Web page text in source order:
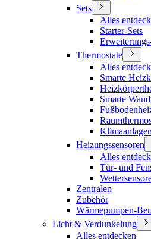
Sets
Alles
Starter-Sets
Thermostate
Alles
Smarte
Smarte
Heizungssensoren
Alles
Tür- und
Zentralen
Zubehör
Wärmepumpen-
Licht & Verdunkelung
Alles entdecken